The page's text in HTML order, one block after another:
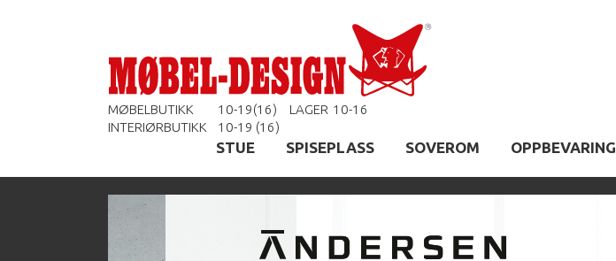
MØBELBUTIKK 10-19(16) LAGER 10-16
INTERIØRBUTIKK
10-19 (16)
STUE SPISEPLASS SOVEROM OPPBEVARING